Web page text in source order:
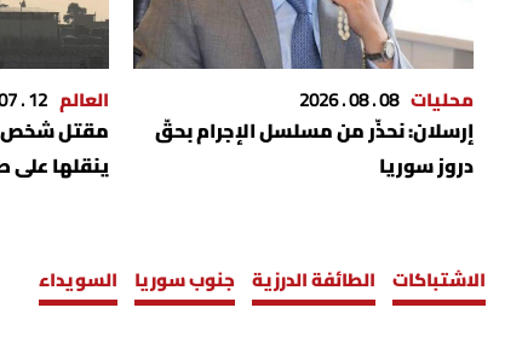
محليات 08 . 08 . 2026
إرسلان: نحذّر من مسلسل الإجرام بحقّ
دروز سوريا
العالم 12 . 07 . 2026
مقتل شخص
ينقلها
الاشتباكات الطائفة الدرزية جنوب سوريا السويداء